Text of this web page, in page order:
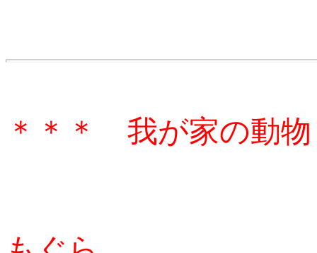
＊＊＊ 我が家の動